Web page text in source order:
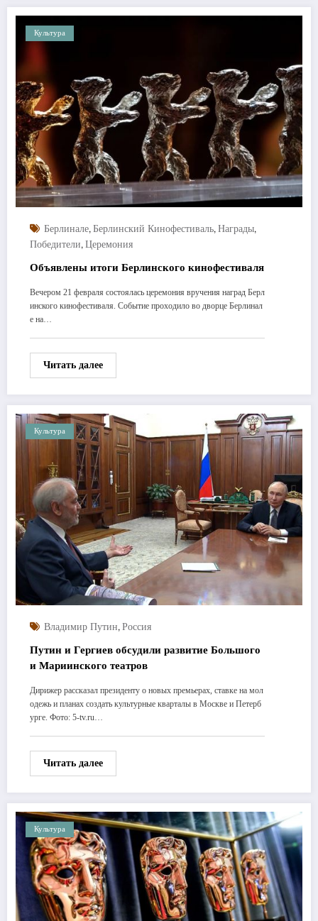
Культура
Берлинале, Берлинский Кинофестиваль, Награды,
Победители, Церемония
Объявлены итоги Берлинского кинофестиваля
Вечером 21 февраля состоялась церемония вручения наград Берл
инского кинофестиваля. Событие проходило во дворце Берлинал
е на…
Читать далее
Культура
Владимир Путин, Россия
Путин и Гергиев обсудили развитие Большого
и Мариинского театров
Дирижер рассказал президенту о новых премьерах, ставке на мол
одежь и планах создать культурные кварталы в Москве и Петерб
урге. Фото: 5-tv.ru…
Читать далее
Культура